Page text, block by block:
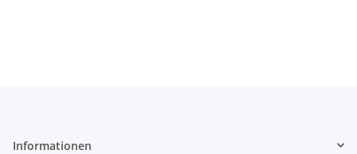
Informationen